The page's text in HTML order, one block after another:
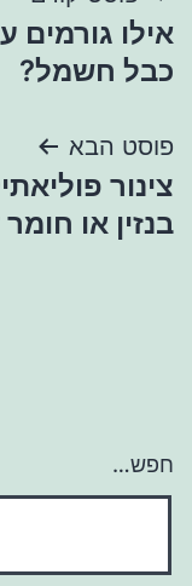
אילו
כבל חשמל?
פוסט הבא
צינור
בנזין או
חפש…